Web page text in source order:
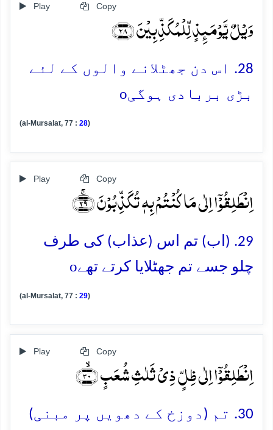
Play Copy
وَیۡلٌ یَّوۡمَئِذٍ لِّلۡمُکَذِّبِیۡنَ ﴿۲۸﴾
28. اس دن جھٹلانے والوں کے لئے
بڑی بربادی ہوگیo
(al-Mursalat, 77 : 28)
Play Copy
اِنۡطَلِقُوۡۤا اِلٰی مَا کُنۡتُمۡ بِہٖ تُکَذِّبُوۡنَ ﴿ۚ۲۹﴾
29. (اب) تم اس (عذاب) کی طرف
چلو جسے تم جھٹلایا کرتے تھےo
(al-Mursalat, 77 : 29)
Play Copy
اِنۡطَلِقُوۡۤا اِلٰی ظِلٍّ ذِیۡ ثَلٰثِ شُعَبٍ ﴿ۙ۳۰﴾
30. تم (دوزخ کے دھویں پر مبنی)